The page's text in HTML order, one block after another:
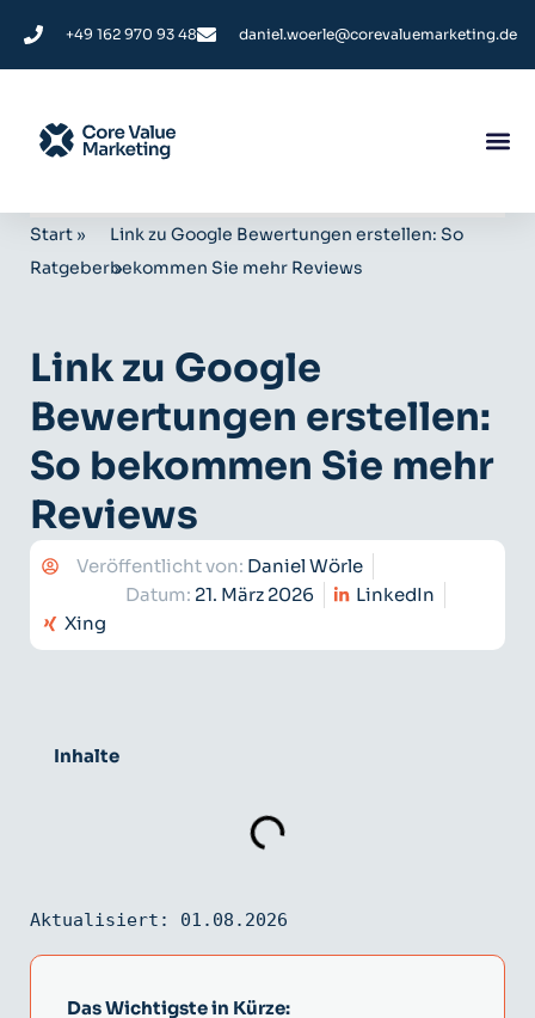
+49 162 970 93 48 daniel.woerle@corevaluemarketing.de
Start »
Ratgeber»
Link zu Google Bewertungen erstellen: So
bekommen Sie mehr Reviews
Link zu Google
Bewertungen erstellen:
So bekommen Sie mehr
Reviews
Veröffentlicht von: Daniel Wörle
Datum: 21. März 2026
LinkedIn
Xing
Aktualisiert: 01.08.2026
Das Wichtigste in Kürze:
Inhalte